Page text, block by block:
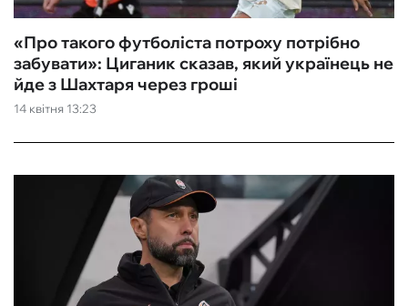
14 квітня 13:23
«Про такого футболіста потроху потрібно
забувати»: Циганик сказав, який українець не
йде з Шахтаря через гроші